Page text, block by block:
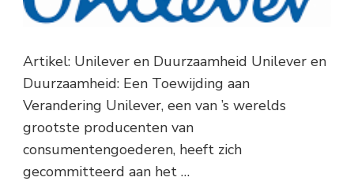
Artikel: Unilever en Duurzaamheid Unilever en
Duurzaamheid: Een Toewijding aan
Verandering Unilever, een van ’s werelds
grootste producenten van
consumentengoederen, heeft zich
gecommitteerd aan het …